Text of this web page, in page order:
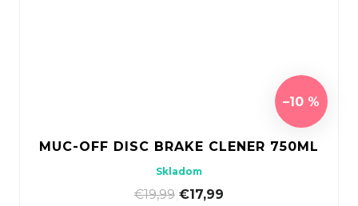
–10 %
MUC-OFF DISC BRAKE CLENER 750ML
Skladom
€19,99 €17,99